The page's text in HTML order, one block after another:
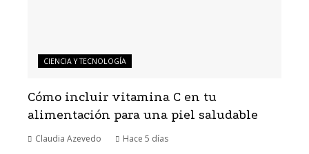
CIENCIA Y TECNOLOGÍA
Cómo incluir vitamina C en tu
alimentación para una piel saludable
Claudia Azevedo Hace 5 días